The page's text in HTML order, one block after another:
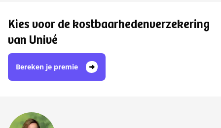
Kies voor de kostbaarhedenverzekering
van Univé
Bereken je premie